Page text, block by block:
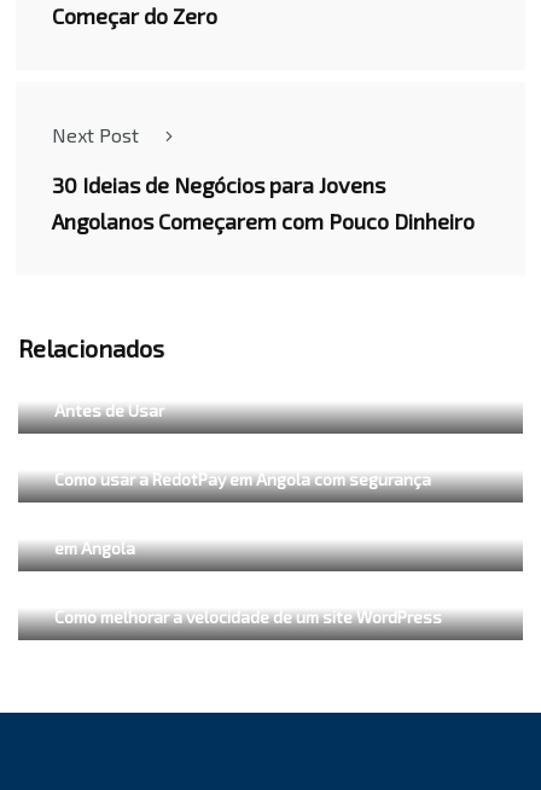
Começar do Zero
Next Post
30 Ideias de Negócios para Jovens
Angolanos Começarem com Pouco Dinheiro
Relacionados
Antes de Usar
Como usar a RedotPay em Angola com segurança
em Angola
Como melhorar a velocidade de um site WordPress